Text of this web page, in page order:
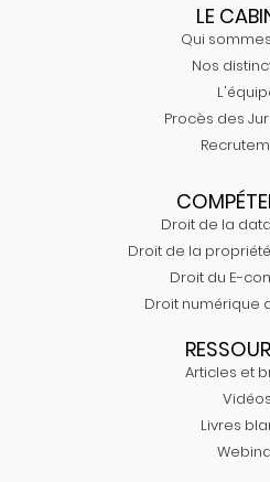
LE
Qui
Nos
Procès des
Droit de la
Droit de la
Droit du E-
Droit numérique
Articles et
Vidéos
Livres